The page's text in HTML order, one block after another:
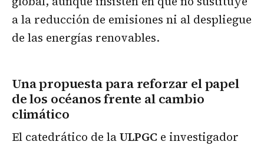
a la reducción de emisiones ni al despliegue
de las energías renovables.
Una propuesta para reforzar el papel
de los océanos frente al cambio
climático
El catedrático de laULPGC e investigador